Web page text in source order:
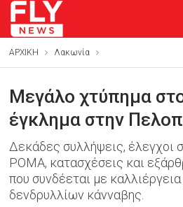
ΑΡΧΙΚΗ Λακωνία
Μεγάλο χτύπημα
έγκλημα στην
Δεκάδες συλλήψεις, έλεγχοι
ΡΟΜΑ, κατασχέσεις και
που συνδέεται με
δενδρυλλίων κάνναβης.